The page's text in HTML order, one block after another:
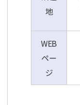
地
WEB
ペー
ジ